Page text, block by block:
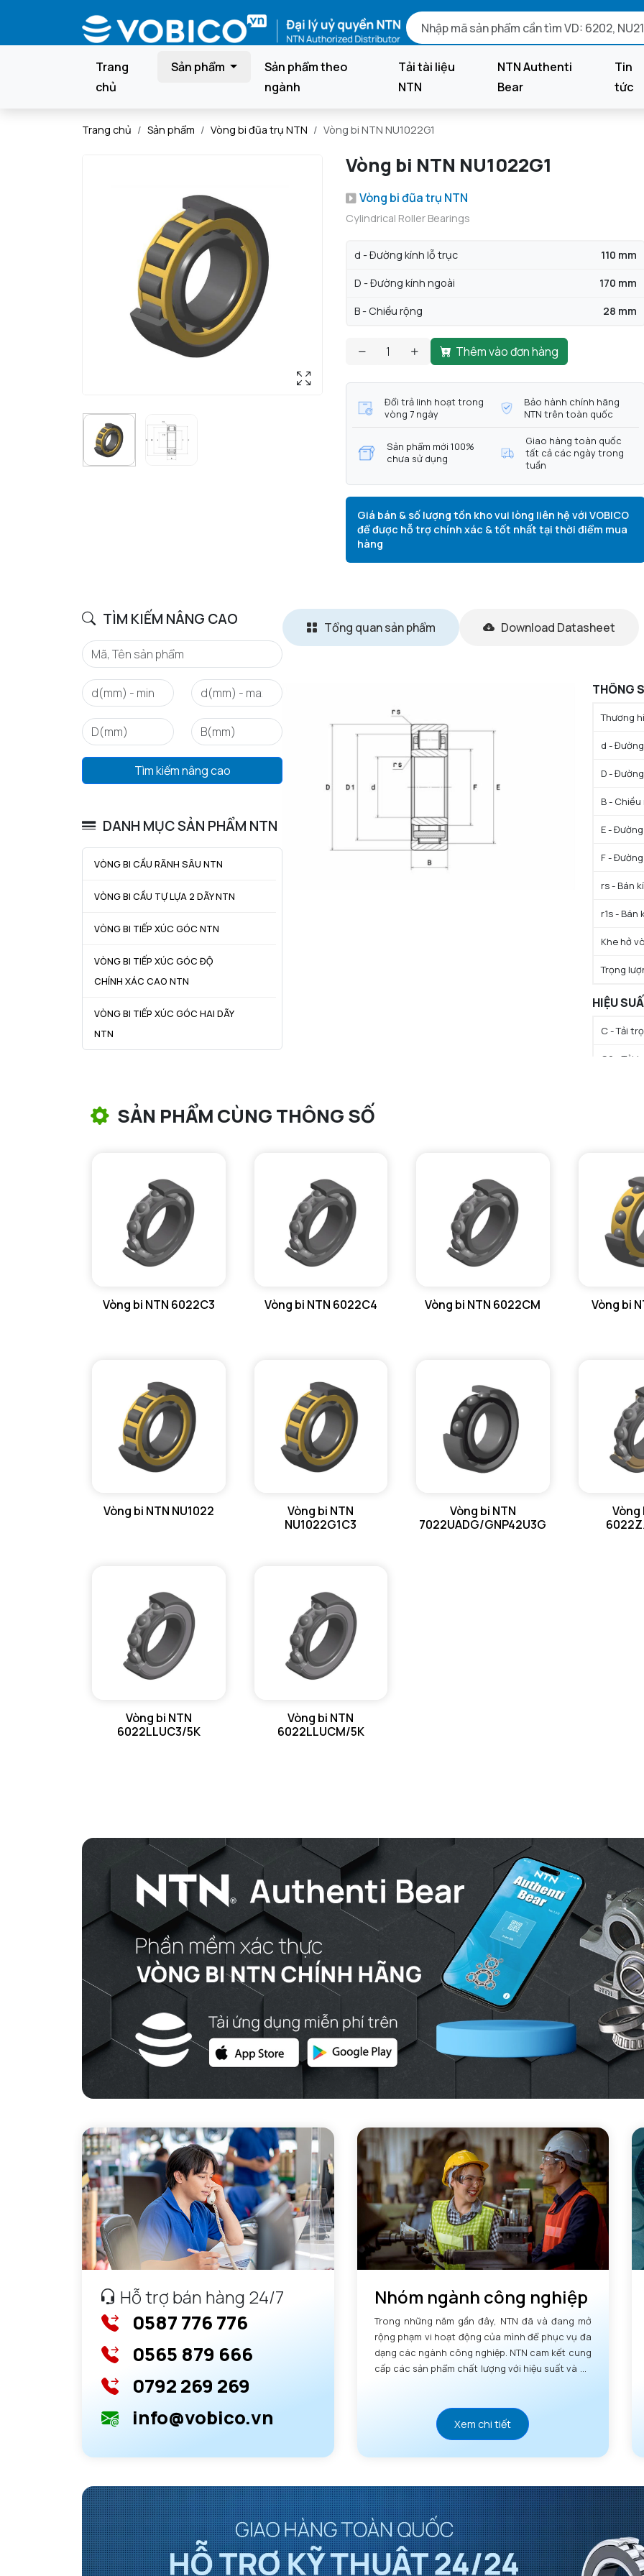
Trang
chủ
Sản phẩm
Sản phẩm theo
ngành
Tải tài liệu
NTN
NTN Authenti
Bear
Tin
tức
Trang chủ Sản phẩm Vòng bi đũa trụ NTN Vòng bi NTN NU1022G1
Vòng bi NTN NU1022G1
Vòng bi đũa trụ NTN
Cylindrical Roller Bearings
d - Đường kính lỗ trục 110 mm
D - Đường kính ngoài 170 mm
B - Chiều rộng 28 mm
Thêm vào đơn hàng
Đổi trả linh hoạt trong
vòng 7 ngày
Bảo hành chính hãng
NTN trên toàn quốc
Sản phẩm mới 100%
chưa sử dụng
Giao hàng toàn quốc
tất cả các ngày trong
tuần
Giá bán & số lượng tồn kho vui lòng liên hệ với VOBICO
để được hỗ trợ chính xác & tốt nhất tại thời điểm mua
hàng
TÌM KIẾM NÂNG CAO
Tìm kiếm nâng cao
DANH MỤC SẢN PHẨM NTN
VÒNG BI CẦU RÃNH SÂU NTN
VÒNG BI CẦU TỰ LỰA 2 DÃY NTN
VÒNG BI TIẾP XÚC GÓC NTN
VÒNG BI TIẾP XÚC GÓC ĐỘ
CHÍNH XÁC CAO NTN
VÒNG BI TIẾP XÚC GÓC HAI DÃY
NTN
VÒNG BI ĐŨA TRỤ NTN
VÒNG BI KIM NTN
VÒNG BI CHẶN TRỤC NTN
GỐI ĐỠ NTN
MÁY GIA NHIỆT NTN
Tổng quan sản phẩm Download Datasheet
THÔNG
Thương
d -
D -
B - Chiều
E -
F -
rs - Bán
r1s -
Khe hở
Trọng
HIỆU
C - Tải
C0 - Tải
Tmax -
GIỚI HẠN
da min -
db min -
r1a -
SẢN PHẨM CÙNG THÔNG SỐ
Vòng bi NTN 6022C3 Vòng bi NTN 6022C4 Vòng bi NTN 6022CM Vòng bi
Vòng bi NTN NU1022
Vòng bi NTN
NU1022G1C3
Vòng bi NTN
7022UADG/GNP42U3G
Vòng
Vòng bi NTN
6022LLUC3/5K
Vòng bi NTN
6022LLUCM/5K
Hỗ trợ bán hàng 24/7
0587 776 776
0565 879 666
0792 269 269
info@vobico.vn
Nhóm ngành công nghiệp
Trong những năm gần đây, NTN đã và đang mở
rộng phạm vi hoạt động của mình để phục vụ đa
dạng các ngành công nghiệp. NTN cam kết cung
cấp các sản phẩm chất lượng với hiệu suất và độ
Xem chi tiết